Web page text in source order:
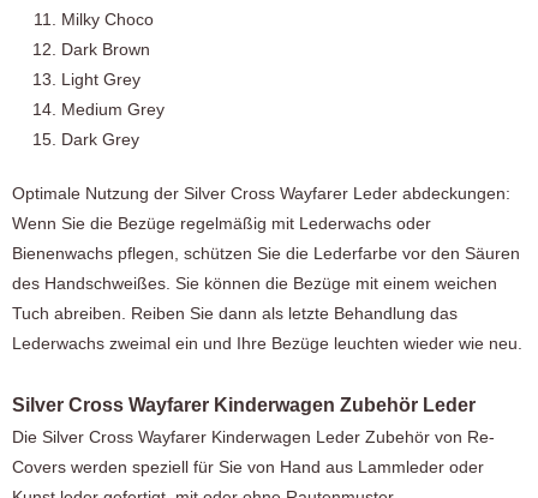
Milky Choco
Dark Brown
Light Grey
Medium Grey
Dark Grey
Optimale Nutzung der Silver Cross Wayfarer Leder abdeckungen:
Wenn Sie die Bezüge regelmäßig mit Lederwachs oder
Bienenwachs pflegen, schützen Sie die Lederfarbe vor den Säuren
des Handschweißes. Sie können die Bezüge mit einem weichen
Tuch abreiben. Reiben Sie dann als letzte Behandlung das
Lederwachs zweimal ein und Ihre Bezüge leuchten wieder wie neu.
Silver Cross Wayfarer Kinderwagen Zubehör Leder
Die Silver Cross Wayfarer Kinderwagen Leder Zubehör von Re-
Covers werden speziell für Sie von Hand aus Lammleder oder